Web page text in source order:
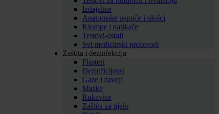
Izdajalice
Anatomske papuče i ulošci
Klompe i natikače
Testovi-ostali
Svi medicinski proizvodi
Zaštita i dezinfekcija
Flasteri
Dezinficijensi
Gaze i zavoji
Maske
Rukavice
Zaštita za tijelo